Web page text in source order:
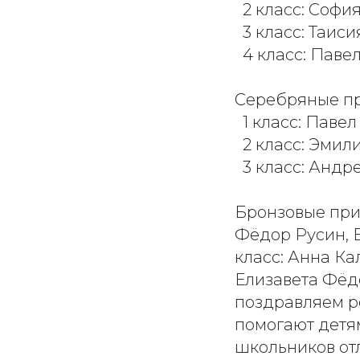
2 класс:
3 класс:
4 класс:
Серебряные
1 класс:
2 класс:
3 класс:
Бронзовые
Фёдор Русин,
класс: Анна
Елизавета
поздравляем
помогают
школьников